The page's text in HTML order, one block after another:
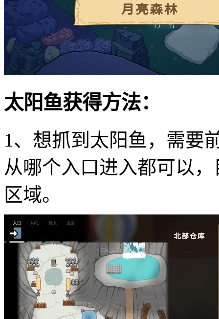
太阳鱼获得方法：
1、想抓到太阳鱼，需要
从哪个入口进入都可以
区域。